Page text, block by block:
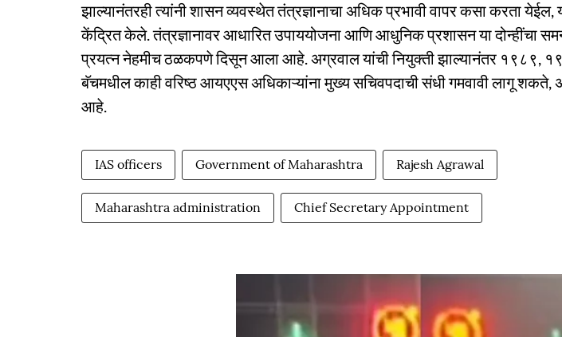
झाल्यानंतरही त्यांनी शासन व्यवस्थेत तंत्रज्ञानाचा अधिक प्रभावी वापर कसा करता येईल,
केंद्रित केले. तंत्रज्ञानावर आधारित उपाययोजना आणि आधुनिक प्रशासन या दोन्हींचा
प्रयत्न नेहमीच ठळकपणे दिसून आला आहे. अग्रवाल यांची नियुक्ती झाल्यानंतर १९८९,
बॅचमधील काही वरिष्ठ आयएएस अधिकाऱ्यांना मुख्य सचिवपदाची संधी गमवावी लागू शकते,
आहे.
IAS officers Government of Maharashtra Rajesh Agrawal
Maharashtra administration Chief Secretary Appointment